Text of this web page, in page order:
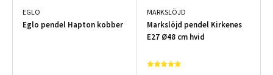
EGLO
Eglo pendel Hapton kobber
MARKSLÖJD
Markslöjd pendel Kirkenes
E27 Ø48 cm hvid